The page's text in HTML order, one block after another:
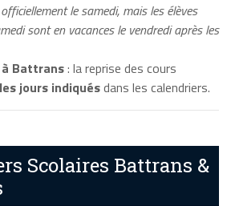
le samedi, mais les élèves
sont en vacances le vendredi après les
à Battrans: la reprise des cours
jours indiquésdans les calendriers.
Scolaires Battrans &